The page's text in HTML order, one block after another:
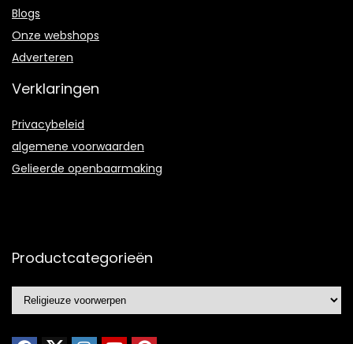
Blogs
Onze webshops
Adverteren
Verklaringen
Privacybeleid
algemene voorwaarden
Gelieerde openbaarmaking
Productcategorieën